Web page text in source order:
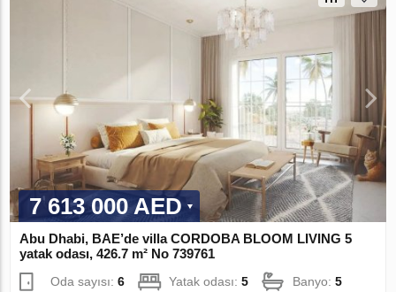
7 613 000 AED
Abu Dhabi, BAE’de villa CORDOBA BLOOM LIVING 5
yatak odası, 426.7 m² No 739761
Oda sayısı:6 Yatak odası:5 Banyo:5